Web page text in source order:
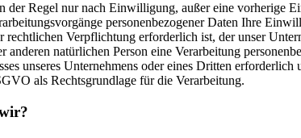
der Regel nur nach Einwilligung, außer eine vorherige
personenbezogener Daten Ihre
rechtlichen Verpflichtung erforderlich ist, der unser
anderen natürlichen Person eine Verarbeitung
unseres Unternehmens oder eines Dritten
als Rechtsgrundlage für die Verarbeitung.